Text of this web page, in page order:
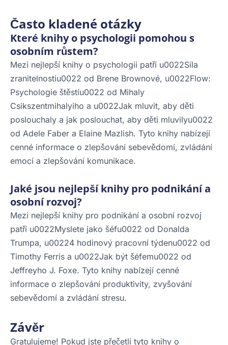
Často kladené otázky
Které knihy o psychologii pomohou s
osobním růstem?
Mezi nejlepší knihy o psychologii patří u0022Síla
zranitelnostiu0022 od Brene Brownové, u0022Flow:
Psychologie štěstíu0022 od Mihaly
Csikszentmihalyiho a u0022Jak mluvit, aby děti
poslouchaly a jak poslouchat, aby děti mluvilyu0022
od Adele Faber a Elaine Mazlish. Tyto knihy nabízejí
cenné informace o zlepšování sebevědomí, zvládání
emocí a zlepšování komunikace.
Jaké jsou nejlepší knihy pro podnikání a
osobní rozvoj?
Mezi nejlepší knihy pro podnikání a osobní rozvoj
patří u0022Myslete jako šéfu0022 od Donalda
Trumpa, u00224 hodinový pracovní týdenu0022 od
Timothy Ferris a u0022Jak být šéfemu0022 od
Jeffreyho J. Foxe. Tyto knihy nabízejí cenné
informace o zlepšování produktivity, zvyšování
sebevědomí a zvládání stresu.
Závěr
Gratulujeme! Pokud jste přečetli tyto knihy o